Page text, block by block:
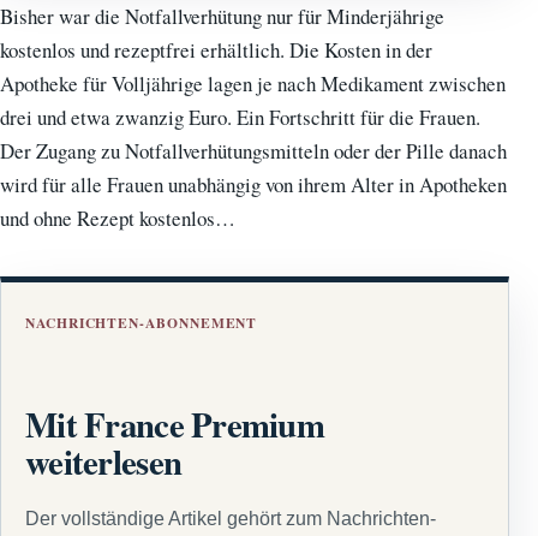
Bisher war die Notfallverhütung nur für Minderjährige
kostenlos und rezeptfrei erhältlich. Die Kosten in der
Apotheke für Volljährige lagen je nach Medikament zwischen
drei und etwa zwanzig Euro. Ein Fortschritt für die Frauen.
Der Zugang zu Notfallverhütungsmitteln oder der Pille danach
wird für alle Frauen unabhängig von ihrem Alter in Apotheken
und ohne Rezept kostenlos…
NACHRICHTEN-ABONNEMENT
Mit France Premium
weiterlesen
Der vollständige Artikel gehört zum Nachrichten-